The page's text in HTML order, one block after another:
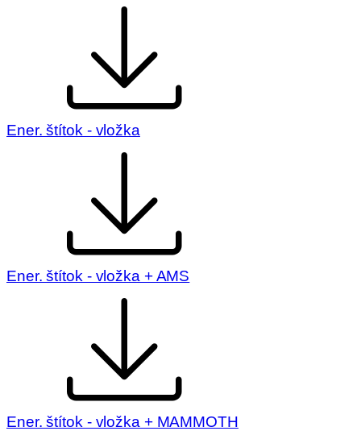
Ener. štítok - vložka
Ener. štítok - vložka + AMS
Ener. štítok - vložka + MAMMOTH